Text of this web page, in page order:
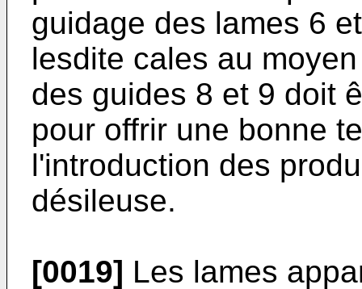
guidage des lames 6
lesdite cales au
des guides 8 et 9 doit
pour offrir une bonne
l'introduction des
désileuse.
[0019] Les lames